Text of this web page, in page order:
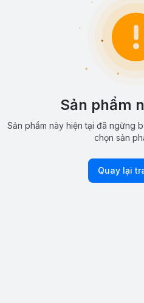
Sản phẩm
Sản phẩm này hiện tại đã ngừng
chọn sản
Quay lại